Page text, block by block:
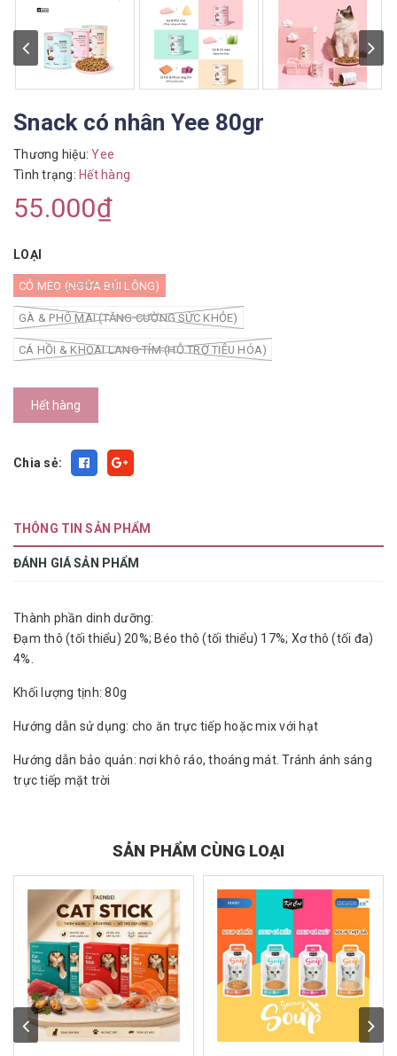
Snack có nhân Yee 80gr
Thương hiệu: Yee
Tình trạng: Hết hàng
55.000₫
LOẠI
CỎ MÈO (NGỪA BÚI LÔNG)
GÀ & PHÔ MAI (TĂNG CƯỜNG SỨC KHỎE)
CÁ HỒI & KHOAI LANG TÍM (HỖ TRỢ TIÊU HÓA)
Hết hàng
Chia sẻ:
THÔNG TIN SẢN PHẨM
ĐÁNH GIÁ SẢN PHẨM
Thành phần dinh dưỡng:
Đạm thô (tối thiểu) 20%; Béo thô (tối thiểu) 17%; Xơ thô (tối đa)
4%.
Khối lượng tịnh: 80g
Hướng dẫn sử dụng: cho ăn trực tiếp hoặc mix với hạt
Hướng dẫn bảo quản: nơi khô ráo, thoáng mát. Tránh ánh sáng
trực tiếp mặt trời
SẢN PHẨM CÙNG LOẠI